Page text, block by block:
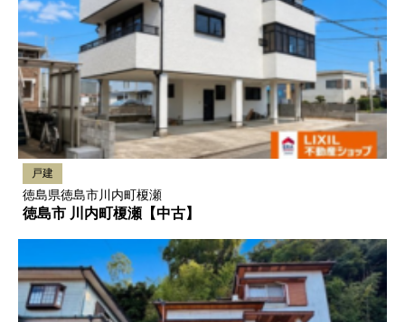
戸建
徳島県徳島市川内町榎瀬
徳島市 川内町榎瀬【中古】